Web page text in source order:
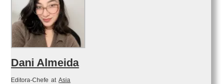
Dani Almeida
Editora-Chefe at Asia